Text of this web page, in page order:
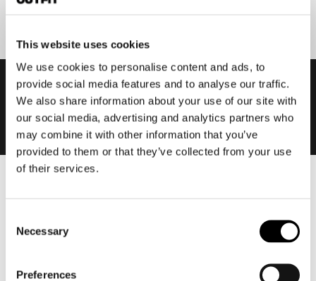
This website uses cookies
We use cookies to personalise content and ads, to
provide social media features and to analyse our traffic.
We also share information about your use of our site with
our social media, advertising and analytics partners who
may combine it with other information that you’ve
provided to them or that they’ve collected from your use
of their services.
Selection
Necessary
Preferences
Motorjas heren
Motorpak heren